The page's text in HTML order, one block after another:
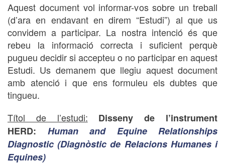
Aquest document vol informar-vos sobre un treball
(d’ara en endavant en direm “Estudi”) al que us
convidem a participar. La nostra intenció és que
rebeu la informació correcta i suficient perquè
pugueu decidir si accepteu o no participar en aquest
Estudi. Us demanem que llegiu aquest document
amb atenció i que ens formuleu els dubtes que
tingueu.
Títol de l’estudi:
Disseny de l’instrument
HERD: Human and Equine Relationships
Diagnostic (Diagnòstic de Relacions Humanes i
Equines)